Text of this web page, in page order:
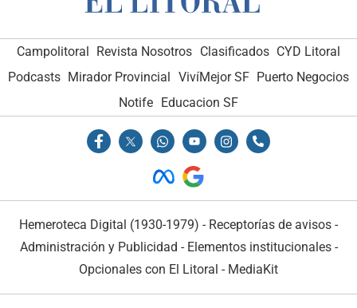
Campolitoral Revista Nosotros Clasificados CYD Litoral
Podcasts Mirador Provincial VivíMejor SF Puerto Negocios
Notife Educacion SF
Hemeroteca Digital (1930-1979) - Receptorías de avisos -
Administración y Publicidad - Elementos institucionales-
Opcionales con El Litoral - MediaKit